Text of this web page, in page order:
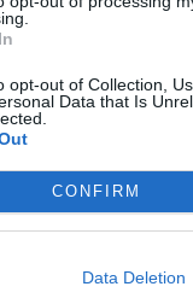
opt-out of Collection,
Data that Is
CONFIRM
Data Deletion
spese del Pd
osserva
Odio